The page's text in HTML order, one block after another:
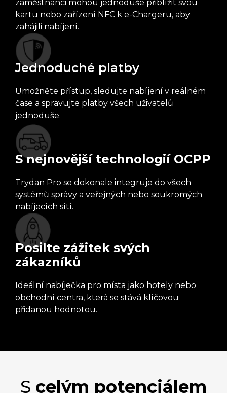
zaměstnanci mohou jednoduše přiblížit svou
kartu nebo zařízení NFC k e-Chargeru, aby
zahájili nabíjení.
Jednoduché platby
Umožněte přístup, sledujte nabíjení v reálném
čase a spravujte platby všech uživatelů
jednoduše.
S nejnovější technologií OCPP
Trydan Pro se dokonale integruje do všech
systémů správy a veřejných nebo soukromých
nabíjecích sítí.
Posilte zážitek svých
zákazníků
Ideální nabíječka pro místa jako hotely nebo
obchodní centra, která se stává klíčovou
přidanou hodnotou.
S celým potenciálem